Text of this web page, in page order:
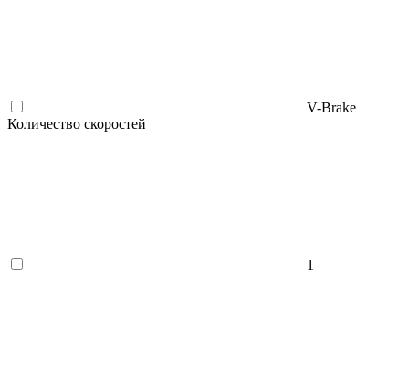
V-Brake
Количество скоростей
1